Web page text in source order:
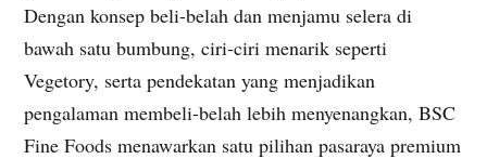
Dengan konsep beli-belah dan menjamu selera di
bawah satu bumbung, ciri-ciri menarik seperti
Vegetory, serta pendekatan yang menjadikan
pengalaman membeli-belah lebih menyenangkan, BSC
Fine Foods menawarkan satu pilihan pasaraya premium